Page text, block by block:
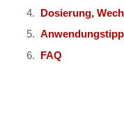
Dosierung,
FAQ